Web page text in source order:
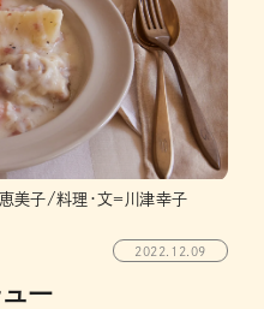
美子/料理・文＝川津幸子
2022.12.09
ー